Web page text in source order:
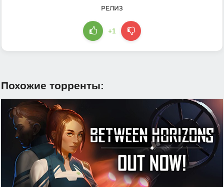
РЕЛИЗ
+1
Похожие торренты: